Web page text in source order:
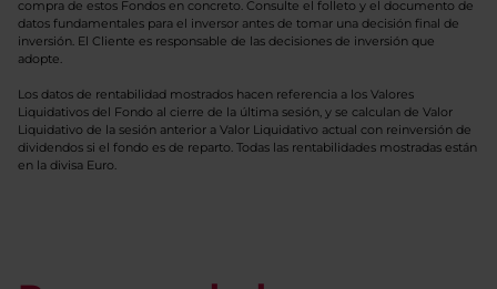
compra de estos Fondos en concreto. Consulte el folleto y el documento de
datos fundamentales para el inversor antes de tomar una decisión final de
inversión. El Cliente es responsable de las decisiones de inversión que
adopte.
Los datos de rentabilidad mostrados hacen referencia a los Valores
Liquidativos del Fondo al cierre de la última sesión, y se calculan de Valor
Liquidativo de la sesión anterior a Valor Liquidativo actual con reinversión de
dividendos si el fondo es de reparto. Todas las rentabilidades mostradas están
en la divisa Euro.